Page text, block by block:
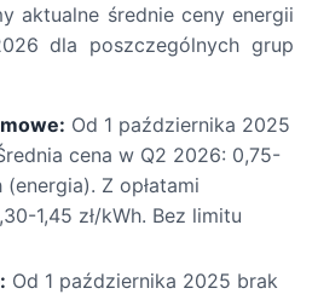
aktualne średnie ceny energii
dla poszczególnych grup
Od 1 października 2025
cena w Q2 2026: 0,75-
Z opłatami
1,45 zł/kWh. Bez limitu
Od 1 października 2025 brak